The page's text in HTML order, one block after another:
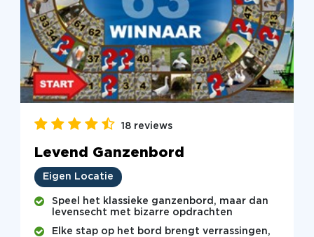
18 reviews
Levend Ganzenbord
Eigen Locatie
Speel het klassieke ganzenbord, maar dan
levensecht met bizarre opdrachten
Elke stap op het bord brengt verrassingen,